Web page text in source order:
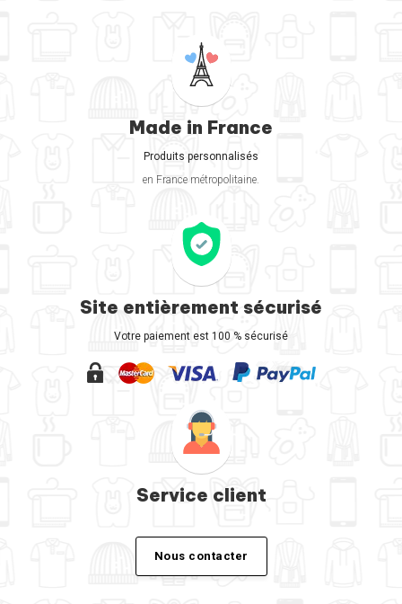
Made in France
Produits personnalisés
en France métropolitaine.
Site entièrement sécurisé
Votre paiement est 100 % sécurisé
Service client
Nous contacter